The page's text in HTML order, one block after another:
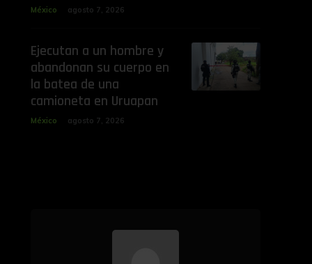
México agosto 7, 2026
Ejecutan a un hombre y
abandonan su cuerpo en
la batea de una
camioneta en Uruapan
México agosto 7, 2026